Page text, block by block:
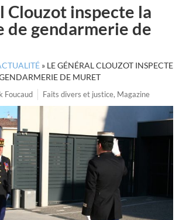
Clouzot inspecte la
de gendarmerie de
» LE GÉNÉRAL CLOUZOT INSPECTE
DE MURET
Foucaud Faits divers et justice, Magazine